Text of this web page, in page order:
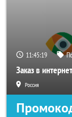
11:45:19
Заказ в
Россия